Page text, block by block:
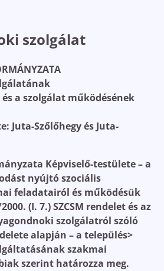
szolgálat
a szolgálat működésének
Juta-Szőlőhegy és Juta-
Képviselő-testülete – a
nyújtó szociális
feladatairól és működésük
(I. 7.) SZCSM rendelet és az
szolgálatról szóló
alapján – a település>
szakmai
szerint határozza meg.